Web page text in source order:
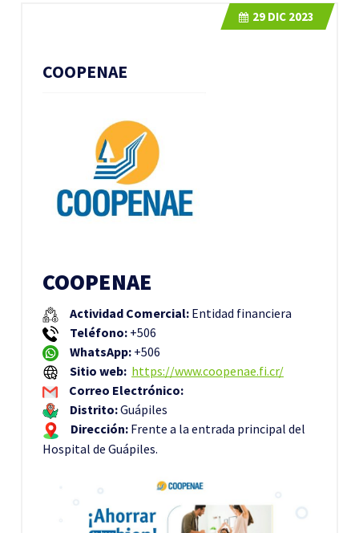
COOPENAE
29 DIC 2023
COOPENAE
Actividad Comercial: Entidad financiera
Teléfono: +506
WhatsApp: +506
Sitio web: https://www.coopenae.fi.cr/
Correo Electrónico:
Distrito:Guápiles
Dirección: Frente a la entrada principal del
Hospital de Guápiles.